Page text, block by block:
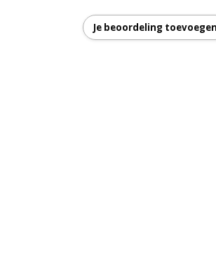
Je beoordeling toevoegen